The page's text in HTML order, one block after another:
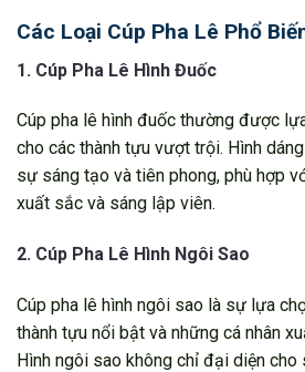
Các Loại Cúp Pha Lê Phổ
1. Cúp Pha Lê Hình Đuốc
Cúp pha lê hình đuốc thường được
cho các thành tựu vượt trội. Hình
sự sáng tạo và tiên phong, phù hợp
xuất sắc và sáng lập viên.
2. Cúp Pha Lê Hình Ngôi Sao
Cúp pha lê hình ngôi sao là sự lựa
thành tựu nổi bật và những cá nhân
Hình ngôi sao không chỉ đại diện cho